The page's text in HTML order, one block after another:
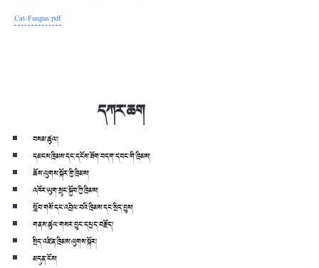
Cat-Fungus pdf
དཀར་ཆག
བསམ་ཚུལ།
དམངས་ཁྲིམས་དང་དངོས་ཟོག་བདག་དབང་གི་ཁྲིམས།
ཆོས་ལུགས་སྐོར་གྱི་ཁྲིམས།
འཁོར་ཡུག་སྲུང་སྐྱོབ་ཀྱི་ཁྲིམས།
སློབ་གསོ་དང་འབྲེལ་བའི་ཁྲིམས་དང་སྲིད་བྱུས།
གནས་ཚུལ་གསར་བྱུང་དཔྱད་བརྗོད།
སྲིད་འཛིན་ཁྲིམས་ལུགས་སྐོར།
མདུན་ངོས།